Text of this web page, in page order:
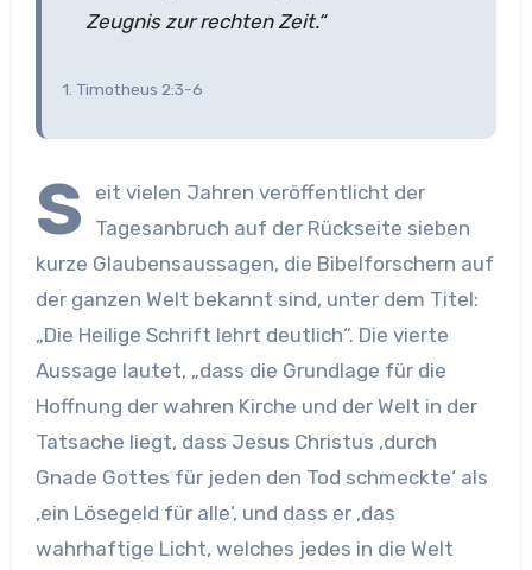
Zeugnis zur rechten Zeit.“
1. Timotheus 2:3-6
S
eit vielen Jahren veröffentlicht der
Tagesanbruch auf der Rückseite sieben
kurze Glaubensaussagen, die Bibelforschern auf
der ganzen Welt bekannt sind, unter dem Titel:
„Die Heilige Schrift lehrt deutlich“. Die vierte
Aussage lautet, „dass die Grundlage für die
Hoffnung der wahren Kirche und der Welt in der
Tatsache liegt, dass Jesus Christus ‚durch
Gnade Gottes für jeden den Tod schmeckte‘ als
‚ein Lösegeld für alle‘, und dass er ‚das
wahrhaftige Licht, welches jedes in die Welt